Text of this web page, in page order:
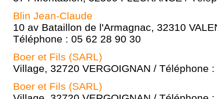
Blin Jean-Claude
10 av Bataillon de l'Armagnac, 32310
Téléphone : 05 62 28 90 30
Boer et Fils (SARL)
Village, 32720 VERGOIGNAN / Téléphone
Boer et Fils (SARL)